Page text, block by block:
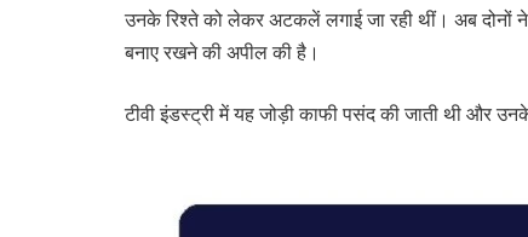
उनके रिश्ते को लेकर अटकलें लगाई जा रही थीं। अब
बनाए रखने की अपील की है।
टीवी इंडस्ट्री में यह जोड़ी काफी पसंद की जाती थी और